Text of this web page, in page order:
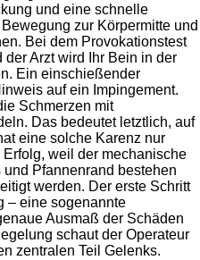
und eine schnelle
zur Körpermitte und
Bei dem Provokationstest
der Arzt wird Ihr Bein in der
Ein einschießender
auf ein Impingement.
Schmerzen mit
Das bedeutet letztlich, auf
eine solche Karenz nur
weil der mechanische
Pfannenrand bestehen
werden. Der erste Schritt
– eine sogenannte
Ausmaß der Schäden
schaut der Operateur
zentralen Teil Gelenks.